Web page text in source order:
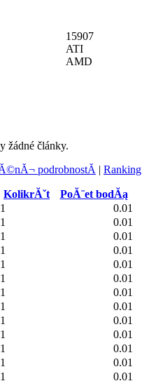
15907
ATI
AMD
žádné články.
podrobnostĂ­ | Ranking
KolikrĂˇt
PoĂ¨et bodĂą
1
0.01
1
0.01
1
0.01
1
0.01
1
0.01
1
0.01
1
0.01
1
0.01
1
0.01
1
0.01
1
0.01
1
0.01
1 0.01